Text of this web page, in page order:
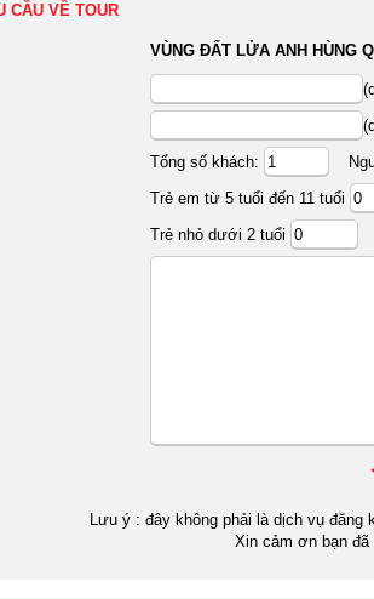
CẦU VỀ TOUR
VÙNG ĐẤT LỬA ANH HÙNG
Tổng số khách:
Trẻ em từ 5 tuổi đến 11 tuổi
Trẻ nhỏ dưới 2 tuổi
Lưu ý : đây không phải là dịch vụ
Xin cảm ơn bạn đã